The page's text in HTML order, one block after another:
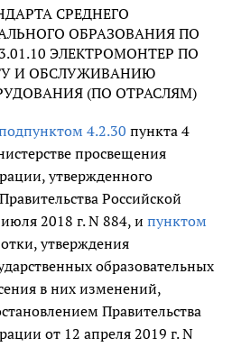
СРЕДНЕГО
ОБРАЗОВАНИЯ ПО
ЭЛЕКТРОМОНТЕР ПО
И ОБСЛУЖИВАНИЮ
(ПО ОТРАСЛЯМ)
4.2.30 пункта 4
просвещения
утвержденного
Российской
2018 г. N 884, и пунктом
утверждения
образовательных
в них изменений,
Правительства
от 12 апреля 2019 г. N